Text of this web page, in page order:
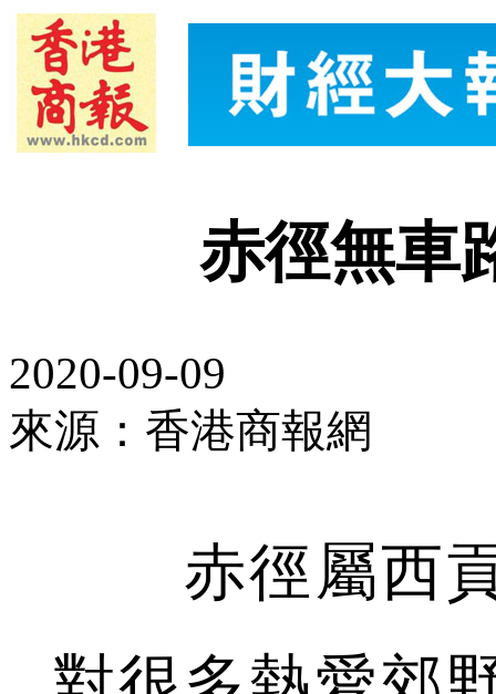
赤徑無車
2020-09-09
來源：香港商報網
赤徑屬西貢